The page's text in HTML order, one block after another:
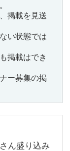
掲載を見送
い状態では
掲載はでき
ー募集の掲
ん盛り込み